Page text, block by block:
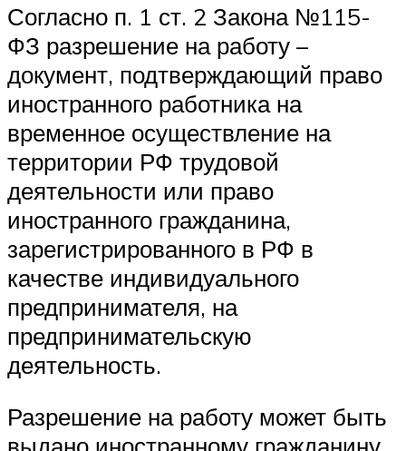
Согласно п. 1 ст. 2 Закона №115-
ФЗ разрешение на работу –
документ, подтверждающий право
иностранного работника на
временное осуществление на
территории РФ трудовой
деятельности или право
иностранного гражданина,
зарегистрированного в РФ в
качестве индивидуального
предпринимателя, на
предпринимательскую
деятельность.
Разрешение на работу может быть